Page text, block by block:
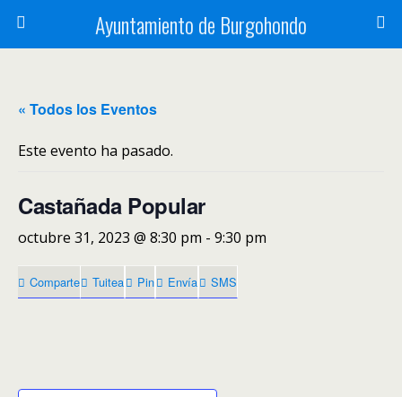
Ayuntamiento de Burgohondo
« Todos los Eventos
Este evento ha pasado.
Castañada Popular
octubre 31, 2023 @ 8:30 pm - 9:30 pm
Comparte Tuitea Pin Envía SMS